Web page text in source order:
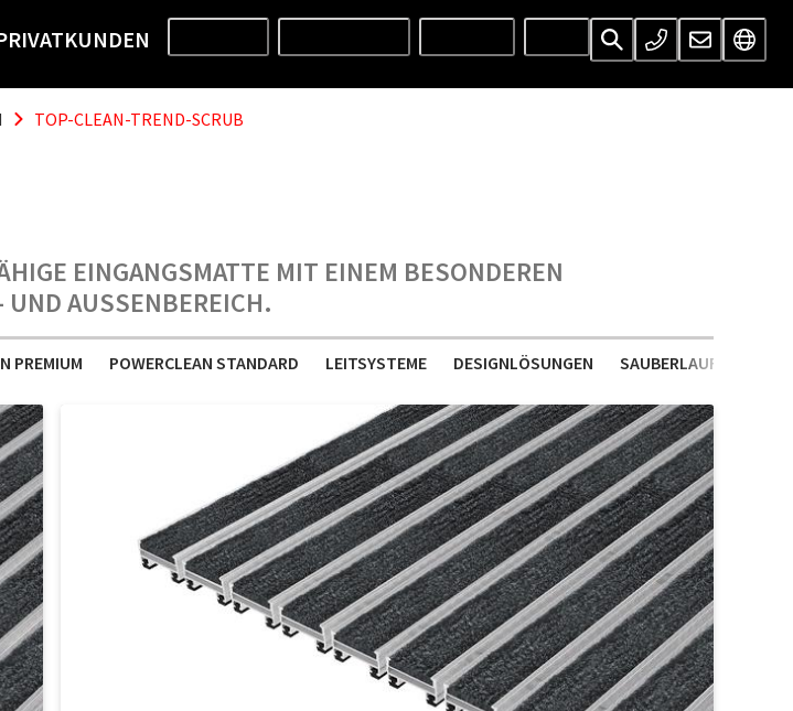
TOP-CLEAN-TREND-SCRUB
EINGANGSMATTE MIT EINEM BESONDEREN
AUSSENBEREICH.
PREMIUM POWERCLEAN STANDARD LEITSYSTEME DESIGNLÖSUNGEN SAUBERLAUFMATTEN